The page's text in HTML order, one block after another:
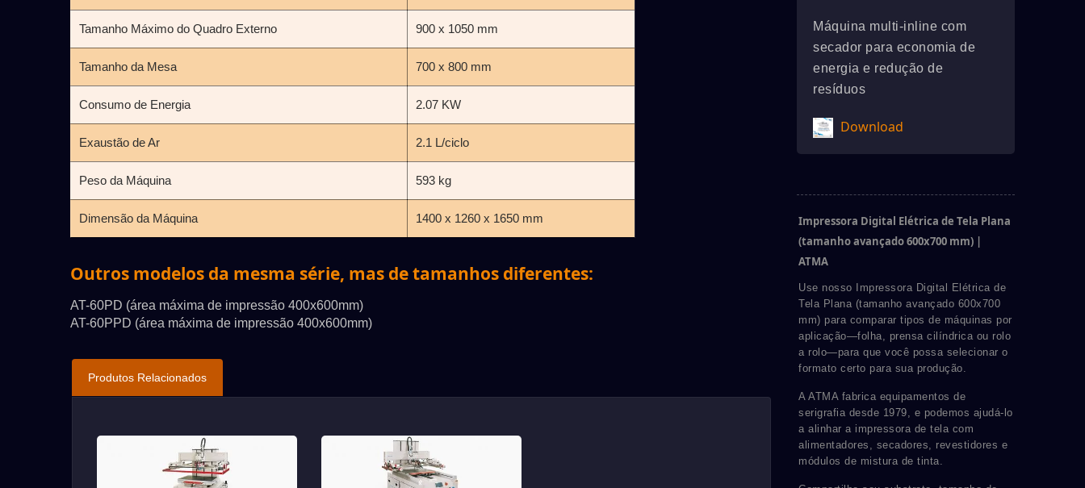
Tamanho Máximo do Quadro Externo 900 x 1050 mm
Tamanho da Mesa 700 x 800 mm
Consumo de Energia 2.07 KW
Exaustão de Ar 2.1 L/ciclo
Peso da Máquina 593 kg
Dimensão da Máquina 1400 x 1260 x 1650 mm
Outros modelos da mesma série, mas de tamanhos diferentes:
AT-60PD (área máxima de impressão 400x600mm)
AT-60PPD (área máxima de impressão 400x600mm)
Produtos Relacionados
Máquina multi-inline com
secador para economia de
energia e redução de
resíduos
Download
Impressora Digital Elétrica de Tela Plana
(tamanho avançado 600x700 mm) |
ATMA
Use nosso Impressora Digital Elétrica de
Tela Plana (tamanho avançado 600x700
mm) para comparar tipos de máquinas por
aplicação—folha, prensa cilíndrica ou rolo
a rolo—para que você possa selecionar o
formato certo para sua produção.
A ATMA fabrica equipamentos de
serigrafia desde 1979, e podemos ajudá-lo
a alinhar a impressora de tela com
alimentadores, secadores, revestidores e
módulos de mistura de tinta.